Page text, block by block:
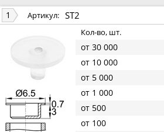
1 Артикул: ST2
Кол-во, шт.
от 30 000
от 10 000
от 5 000
от 1 000
от 500
от 100